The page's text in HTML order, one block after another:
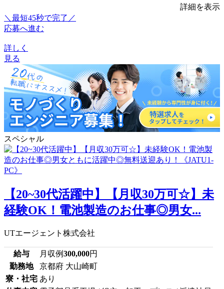
詳細を表示
＼最短45秒で完了／
応募へ進む
詳しく
見る
スペシャル
【20~30代活躍中】【月収30万可☆】未
経験OK！電池製造のお仕事◎男女...
UTエージェント株式会社
給与 月収例300,000円
勤務地
京都府 大山崎町
寮・社宅 あり